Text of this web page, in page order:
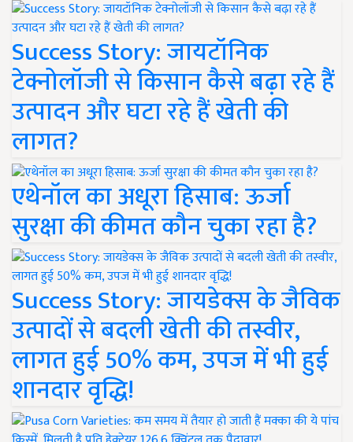
Success Story: जायटॉनिक
टेक्नोलॉजी से किसान कैसे बढ़ा रहे हैं
उत्पादन और घटा रहे हैं खेती की
लागत?
एथेनॉल का अधूरा हिसाब: ऊर्जा
सुरक्षा की कीमत कौन चुका रहा है?
Success Story: जायडेक्स के जैविक
उत्पादों से बदली खेती की तस्वीर,
लागत हुई 50% कम, उपज में भी हुई
शानदार वृद्धि!